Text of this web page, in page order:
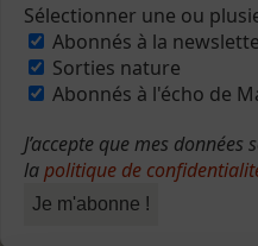
Sélectionner une ou
Abonnés à la
Sorties nature
Abonnés à l'écho de
J’accepte que mes
lapolitique de